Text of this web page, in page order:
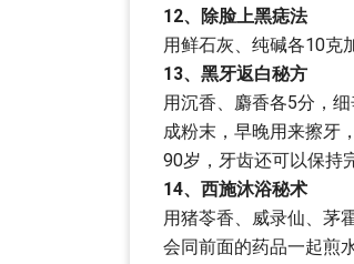
12、除脸上黑痣法
用鲜石灰、纯碱各10克
13、黑牙返白秘方
用沉香、麝香各5分，
成粉末，早晚用来擦牙
90岁，牙齿还可以保持
14、西施沐浴秘术
用猪苓香、威录仙、茅
会同前面的药品一起煎